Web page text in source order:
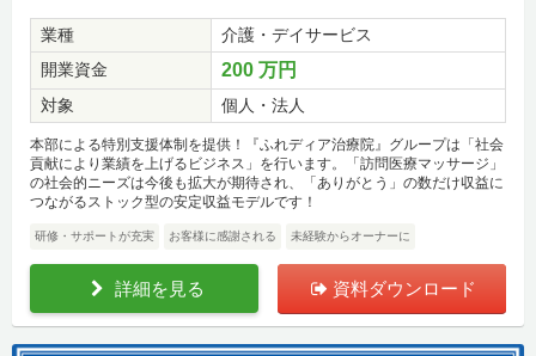
業種
介護・デイサービス
開業資金
200 万円
対象 個人・法人
本部による特別支援体制を提供！『ふれディア治療院』グループは「社会
貢献により業績を上げるビジネス」を行います。「訪問医療マッサージ」
の社会的ニーズは今後も拡大が期待され、「ありがとう」の数だけ収益に
つながるストック型の安定収益モデルです！
研修・サポートが充実 お客様に感謝される 未経験からオーナーに
詳細を見る 資料ダウンロード